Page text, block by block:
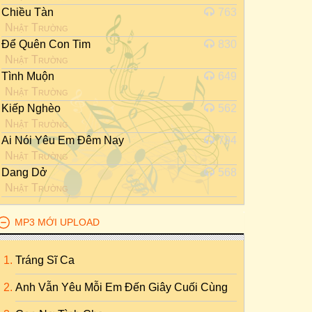
Chiều Tàn
Nhật Trường
763
Để Quên Con Tim
Nhật Trường
830
Tình Muộn
Nhật Trường
649
Kiếp Nghèo
Nhật Trường
562
Ai Nói Yêu Em Đêm Nay
Nhật Trường
794
Dang Dở
Nhật Trường
568
MP3 MỚI UPLOAD
Tráng Sĩ Ca
Anh Vẫn Yêu Mỗi Em Đến Giây Cuối Cùng